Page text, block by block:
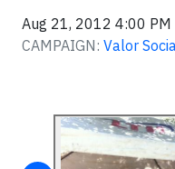
Aug 21, 2012 4:00 PM
CAMPAIGN: Valor